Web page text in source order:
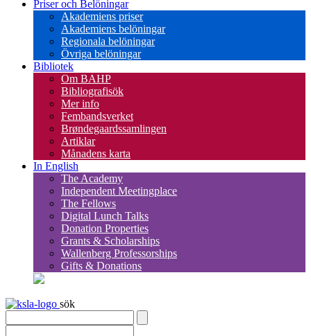
Priser och Belöningar
Akademiens priser
Akademiens belöningar
Regionala belöningar
Övriga belöningar
Bibliotek
Om BAHP
Bibliografisök
Mer info
Fembandsverket
Brøndegaardssamlingen
Artiklar
Månadens karta
In English
The Academy
Independent Meetingplace
The Fellows
Digital Lunch Talks
Donation Properties
Grants & Scholarships
Wallenberg Professorships
Gifts & Donations
sök